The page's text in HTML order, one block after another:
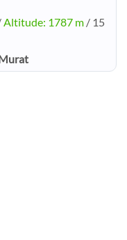
Altitude: 1787 m / 15